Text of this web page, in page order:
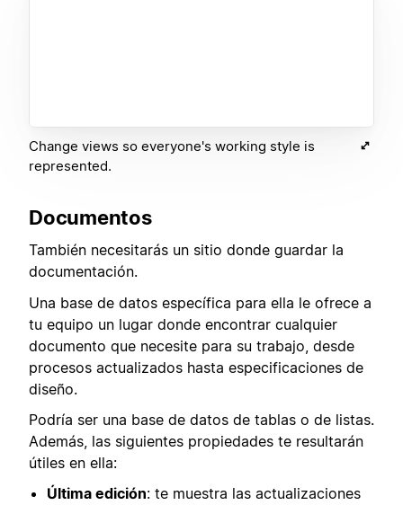
Change views so everyone's working style is
represented.
Documentos
También necesitarás un sitio donde guardar la
documentación.
Una base de datos específica para ella le ofrece a
tu equipo un lugar donde encontrar cualquier
documento que necesite para su trabajo, desde
procesos actualizados hasta especificaciones de
diseño.
Podría ser una base de datos de tablas o de listas.
Además, las siguientes propiedades te resultarán
útiles en ella:
Última edición: te muestra las actualizaciones